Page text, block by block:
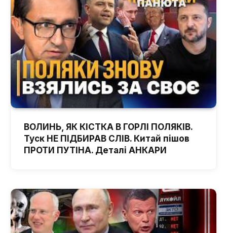
ВОЛИНЬ, ЯК КІСТКА В ГОРЛІ ПОЛЯКІВ.
Туск НЕ ПІДБИРАВ СЛІВ. Китай пішов
ПРОТИ ПУТІНА. Деталі АНКАРИ